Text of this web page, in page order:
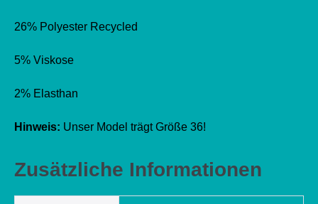
26% Polyester Recycled
5% Viskose
2% Elasthan
Hinweis: Unser Model trägt Größe 36!
Zusätzliche Informationen